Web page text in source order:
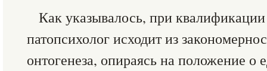
Как указывалось, при
патопсихолог исходит из
онтогенеза, опираясь на положение о